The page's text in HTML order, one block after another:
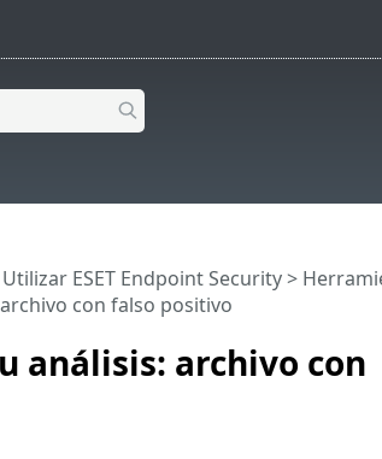
análisis: archivo con
Utilizar ESET Endpoint Security>
con falso positivo